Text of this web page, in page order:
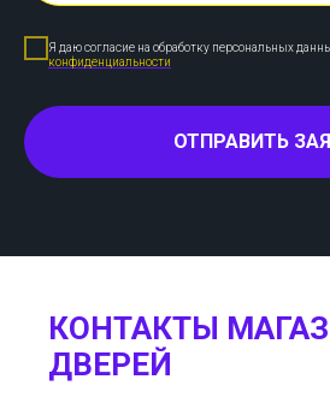
Я даю согласие на обработку персональных
конфиденциальности
ОТПРАВИТЬ
КОНТАКТЫ
ДВЕРЕЙ